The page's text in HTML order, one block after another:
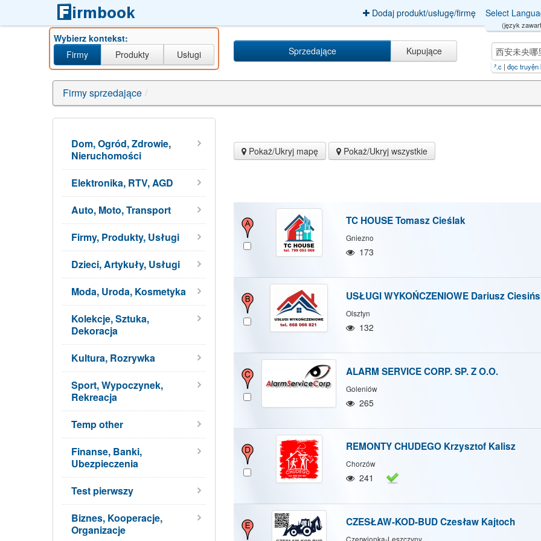
Dodaj produkt/usługę/firmę Select
(język
Wybierz kontekst:
Firmy
Produkty Usługi Sprzedające Kupujące
đọc truyện kiếm tiền online【
Firmy sprzedające /
Dom, Ogród, Zdrowie,
Nieruchomości
Elektronika, RTV, AGD
Auto, Moto, Transport
Firmy, Produkty, Usługi
Dzieci, Artykuły, Usługi
Moda, Uroda, Kosmetyka
Kolekcje, Sztuka,
Dekoracja
Kultura, Rozrywka
Sport, Wypoczynek,
Rekreacja
Temp other
Finanse, Banki,
Ubezpieczenia
Test pierwszy
Biznes, Kooperacje,
Organizacje
Pokaż/Ukryj mapę Pokaż/Ukryj wszystkie
TC HOUSE Tomasz Cieślak
Gniezno
173
USŁUGI WYKOŃCZENIOWE Dariusz
Olsztyn
132
ALARM SERVICE CORP. SP. Z O.O.
Goleniów
265
REMONTY CHUDEGO Krzysztof Kalisz
Chorzów
241
CZESŁAW-KOD-BUD Czesław Kajtoch